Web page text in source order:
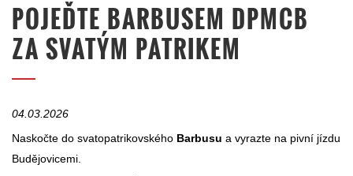
POJEĎTE BARBUSEM DPMCB
ZA SVATÝM PATRIKEM
04.03.2026
Naskočte do svatopatrikovského Barbusu a vyrazte na pivní jízdu
Budějovicemi.